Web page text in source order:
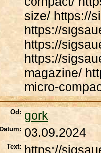
size/ https://
https://
https://
https://
magazine/
micro-
Od: gork
Datum: 03.09.2024
Text: https://